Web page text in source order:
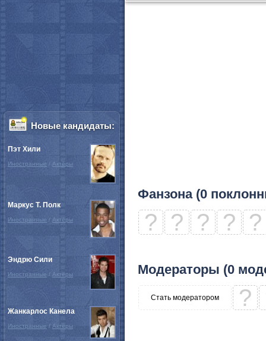
Фанзона (0
? ? ? ? ?
Модераторы (0
Стать модератором ?
Новые кандидаты:
Пэт Хили
Иностранные / Актёры
Маркус Т. Полк
Иностранные / Актёры
Эндрю Сили
Иностранные / Актёры
Жанкарлос Канела
Иностранные / Актёры